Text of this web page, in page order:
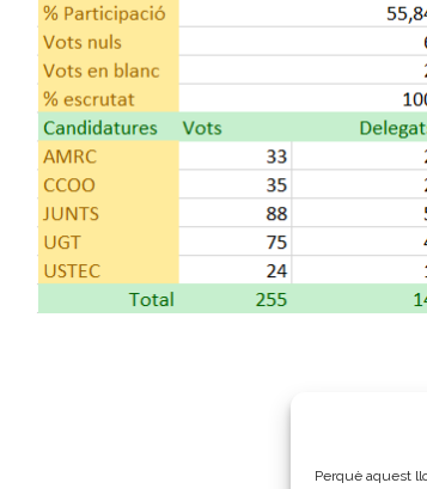
Perquè aquest